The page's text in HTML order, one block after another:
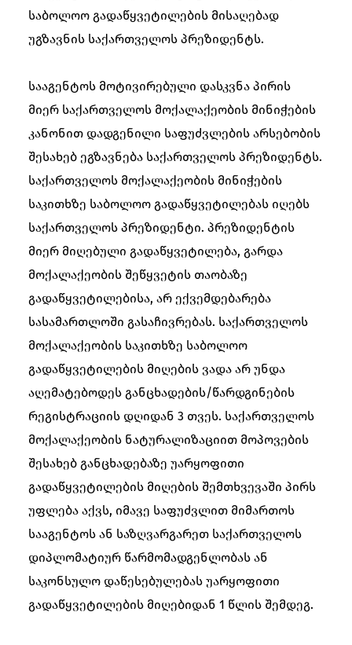
საბოლოო გადაწყვეტილების მისაღებად
უგზავნის საქართველოს პრეზიდენტს.
სააგენტოს მოტივირებული დასკვნა პირის
მიერ საქართველოს მოქალაქეობის მინიჭების
კანონით დადგენილი საფუძვლების არსებობის
შესახებ ეგზავნება საქართველოს პრეზიდენტს.
საქართველოს მოქალაქეობის მინიჭების
საკითხზე საბოლოო გადაწყვეტილებას იღებს
საქართველოს პრეზიდენტი. პრეზიდენტის
მიერ მიღებული გადაწყვეტილება, გარდა
მოქალაქეობის შეწყვეტის თაობაზე
გადაწყვეტილებისა, არ ექვემდებარება
სასამართლოში გასაჩივრებას. საქართველოს
მოქალაქეობის საკითხზე საბოლოო
გადაწყვეტილების მიღების ვადა არ უნდა
აღემატებოდეს განცხადების/წარდგინების
რეგისტრაციის დღიდან 3 თვეს. საქართველოს
მოქალაქეობის ნატურალიზაციით მოპოვების
შესახებ განცხადებაზე უარყოფითი
გადაწყვეტილების მიღების შემთხვევაში პირს
უფლება აქვს, იმავე საფუძვლით მიმართოს
სააგენტოს ან საზღვარგარეთ საქართველოს
დიპლომატიურ წარმომადგენლობას ან
საკონსულო დაწესებულებას უარყოფითი
გადაწყვეტილების მიღებიდან 1 წლის შემდეგ.